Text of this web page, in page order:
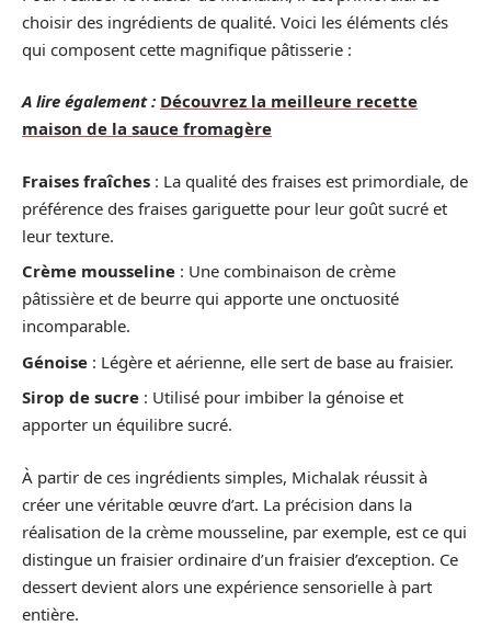
choisir des ingrédients de qualité. Voici les éléments clés
qui composent cette magnifique pâtisserie :
A lire également : Découvrez la meilleure recette
maison de la sauce fromagère
Fraises fraîches : La qualité des fraises est primordiale, de
préférence des fraises gariguette pour leur goût sucré et
leur texture.
Crème mousseline : Une combinaison de crème
pâtissière et de beurre qui apporte une onctuosité
incomparable.
Génoise : Légère et aérienne, elle sert de base au fraisier.
Sirop de sucre : Utilisé pour imbiber la génoise et
apporter un équilibre sucré.
À partir de ces ingrédients simples, Michalak réussit à
créer une véritable œuvre d’art. La précision dans la
réalisation de la crème mousseline, par exemple, est ce qui
distingue un fraisier ordinaire d’un fraisier d’exception. Ce
dessert devient alors une expérience sensorielle à part
entière.